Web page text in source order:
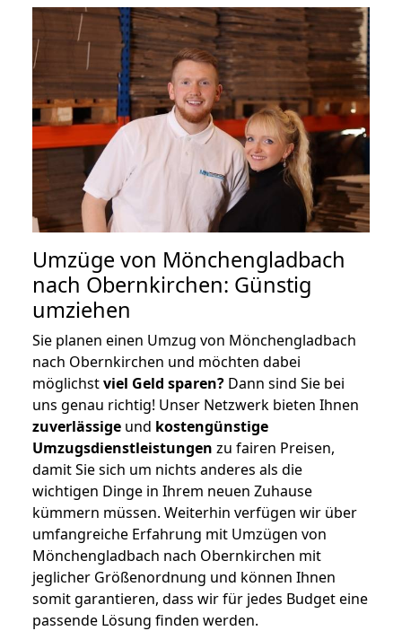
Umzüge von Mönchengladbach
nach Obernkirchen: Günstig
umziehen
Sie planen einen Umzug von Mönchengladbach
nach Obernkirchen und möchten dabei
möglichstviel Geld sparen? Dann sind Sie bei
uns genau richtig! Unser Netzwerk bieten Ihnen
zuverlässige und kostengünstige
Umzugsdienstleistungen zu fairen Preisen,
damit Sie sich um nichts anderes als die
wichtigen Dinge in Ihrem neuen Zuhause
kümmern müssen. Weiterhin verfügen wir über
umfangreiche Erfahrung mit Umzügen von
Mönchengladbach nach Obernkirchen mit
jeglicher Größenordnung und können Ihnen
somit garantieren, dass wir für jedes Budget eine
passende Lösung finden werden.